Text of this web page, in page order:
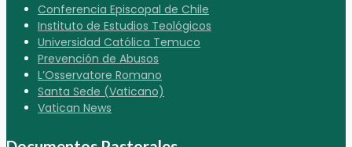
Conferencia Episcopal de Chile
Instituto de Estudios Teológicos
Universidad Católica Temuco
Prevención de Abusos
L’Osservatore Romano
Santa Sede (Vaticano)
Vatican News